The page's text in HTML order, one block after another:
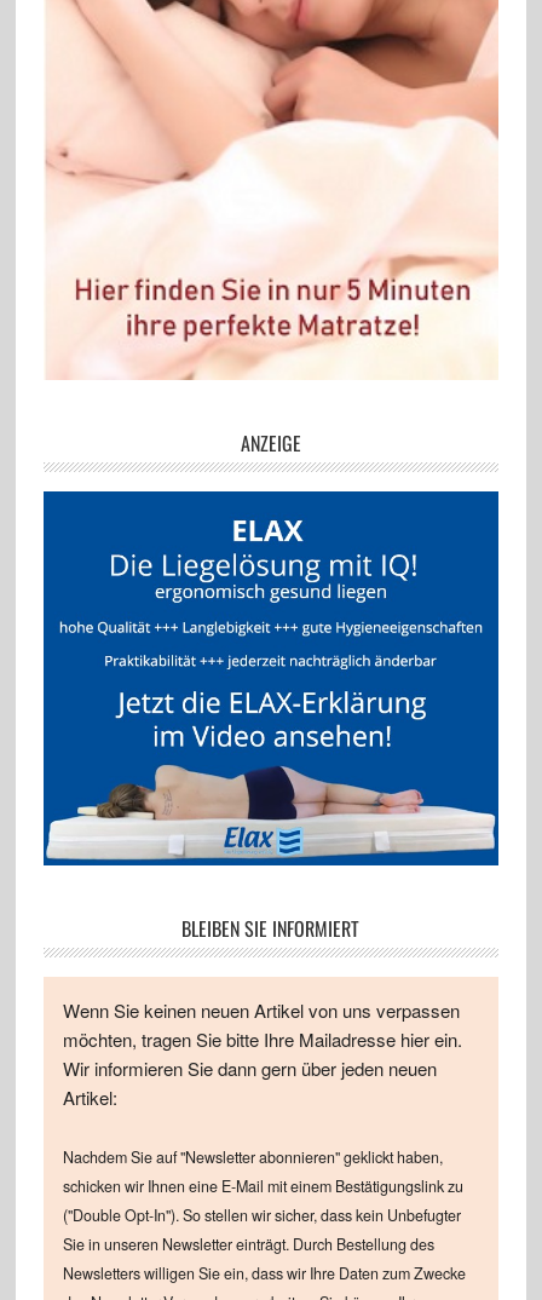
ANZEIGE
BLEIBEN SIE INFORMIERT
Wenn Sie keinen neuen Artikel von uns verpassen
möchten, tragen Sie bitte Ihre Mailadresse hier ein.
Wir informieren Sie dann gern über jeden neuen
Artikel:
Nachdem Sie auf "Newsletter abonnieren" geklickt haben,
schicken wir Ihnen eine E-Mail mit einem Bestätigungslink zu
("Double Opt-In"). So stellen wir sicher, dass kein Unbefugter
Sie in unseren Newsletter einträgt. Durch Bestellung des
Newsletters willigen Sie ein, dass wir Ihre Daten zum Zwecke